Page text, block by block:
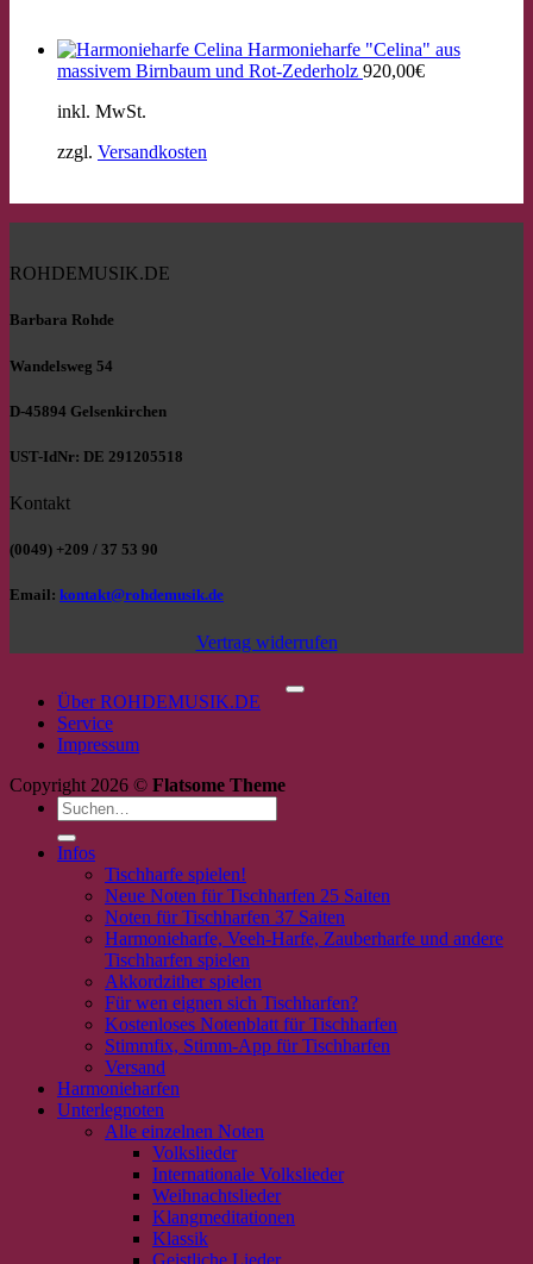
Harmonieharfe "Celina" aus
massivem Birnbaum und Rot-Zederholz 920,00€
inkl. MwSt.
zzgl. Versandkosten
ROHDEMUSIK.DE
Barbara Rohde
Wandelsweg 54
D-45894 Gelsenkirchen
UST-IdNr: DE 291205518
Kontakt
(0049) +209 / 37 53 90
Email: kontakt@rohdemusik.de
Vertrag widerrufen
Über ROHDEMUSIK.DE
Service
Impressum
Copyright 2026 © Flatsome Theme
Suchen
nach:
Infos
Tischharfe spielen!
Neue Noten für Tischharfen 25 Saiten
Noten für Tischharfen 37 Saiten
Harmonieharfe, Veeh-Harfe, Zauberharfe und andere
Tischharfen spielen
Akkordzither spielen
Für wen eignen sich Tischharfen?
Kostenloses Notenblatt für Tischharfen
Stimmfix, Stimm-App für Tischharfen
Versand
Harmonieharfen
Unterlegnoten
Alle einzelnen Noten
Volkslieder
Internationale Volkslieder
Weihnachtslieder
Klangmeditationen
Klassik
Geistliche Lieder